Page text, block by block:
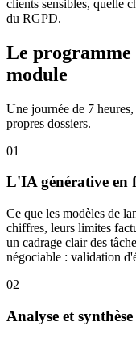
clients sensibles, quelle
du RGPD.
Le
module
Une journée de 7
propres dossiers.
01
L'IA générative en
Ce que les modèles de
chiffres, leurs limites
un cadrage clair des
négociable : validation
02
Analyse et